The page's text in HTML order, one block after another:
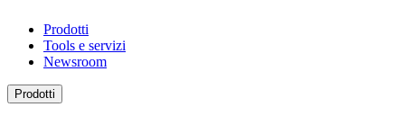
Prodotti
Tools e servizi
Newsroom
Prodotti